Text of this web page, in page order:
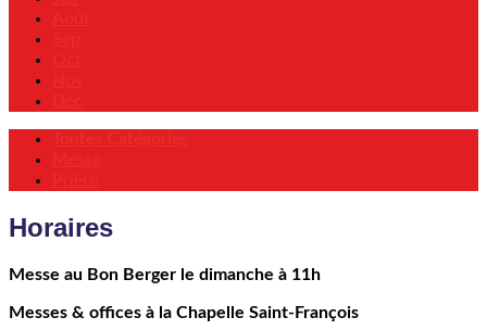
Evénements
Horaires
Messe au Bon Berger le dimanche à 11h
Messes & offices à la Chapelle Saint-François